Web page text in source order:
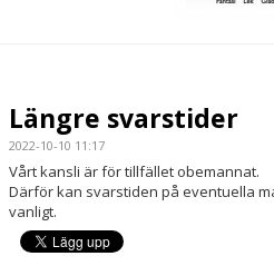
NYHETER
KALENDER
STÖDMEDLEM
Längre svarstider
2022-10-10 11:17
Vårt kansli är för tillfället obemannat.
Därför kan svarstiden på eventuella
vanligt.